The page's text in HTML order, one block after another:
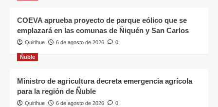
COEVA aprueba proyecto de parque eólico que se
emplazará en las comunas de Ñiquén y San Carlos
Quirihue 6 de agosto de 2026 0
Ñuble
Ministro de agricultura decreta emergencia agrícola
para la región de Ñuble
Quirihue 6 de agosto de 2026 0